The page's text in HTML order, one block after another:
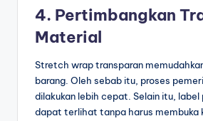
4. Pertimbangkan
Material
Stretch wrap transparan
barang. Oleh sebab itu, proses
dilakukan lebih cepat. Selain itu,
dapat terlihat tanpa harus membuka